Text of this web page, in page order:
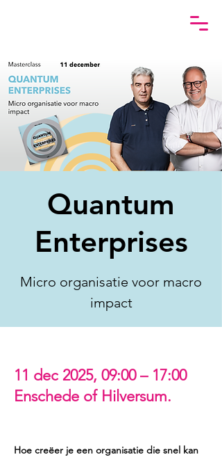
Quantum
Enterprises
Micro organisatie voor macro
impact
11 dec 2025, 09:00 – 17:00
Enschede of Hilversum.
Hoe creëer je een organisatie die snel kan